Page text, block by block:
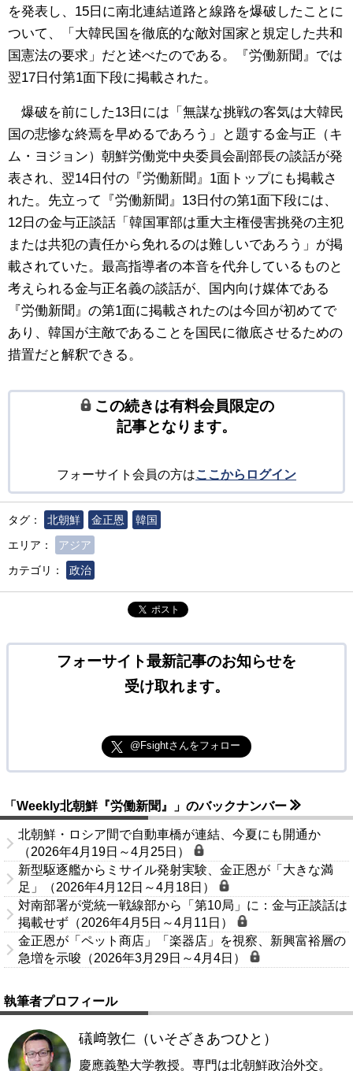
を発表し、15日に南北連結道路と線路を爆破したことに
ついて、「大韓民国を徹底的な敵対国家と規定した共和
国憲法の要求」だと述べたのである。『労働新聞』では
翌17日付第1面下段に掲載された。
爆破を前にした13日には「無謀な挑戦の客気は大韓民
国の悲惨な終焉を早めるであろう」と題する金与正（キ
ム・ヨジョン）朝鮮労働党中央委員会副部長の談話が発
表され、翌14日付の『労働新聞』1面トップにも掲載さ
れた。先立って『労働新聞』13日付の第1面下段には、
12日の金与正談話「韓国軍部は重大主権侵害挑発の主犯
または共犯の責任から免れるのは難しいであろう」が掲
載されていた。最高指導者の本音を代弁しているものと
考えられる金与正名義の談話が、国内向け媒体である
『労働新聞』の第1面に掲載されたのは今回が初めてで
あり、韓国が主敵であることを国民に徹底させるための
措置だと解釈できる。
この続きは有料会員限定の
記事となります。
フォーサイト会員の方はここからログイン
タグ： 北朝鮮 金正恩
韓国
エリア：
アジア
カテゴリ：
政治
ポスト
フォーサイト最新記事のお知らせを
受け取れます。
@Fsightさんをフォロー
「Weekly北朝鮮『労働新聞』」のバックナンバー
北朝鮮・ロシア間で自動車橋が連結、今夏にも開通か
（2026年4月19日～4月25日）
新型駆逐艦からミサイル発射実験、金正恩が「大きな満
足」（2026年4月12日～4月18日）
対南部署が党統一戦線部から「第10局」に：金与正談話は
掲載せず（2026年4月5日～4月11日）
金正恩が「ペット商店」「楽器店」を視察、新興富裕層の
急増を示唆（2026年3月29日～4月4日）
執筆者プロフィール
礒﨑敦仁（いそざきあつひと）
慶應義塾大学教授。専門は北朝鮮政治外交。